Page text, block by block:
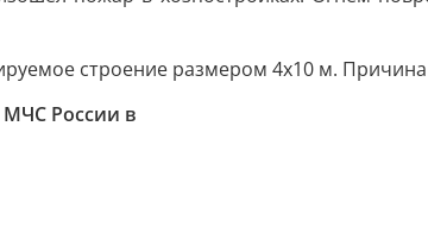
строение размером 4х10 м. Причина
России в